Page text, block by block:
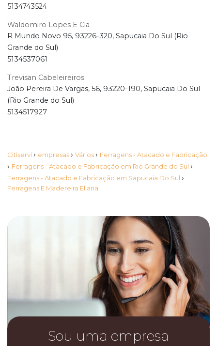
5134743524
Waldomiro Lopes E Cia
R Mundo Novo 95, 93226-320, Sapucaia Do Sul (Rio
Grande do Sul)
5134537061
Trevisan Cabeleireiros
João Pereira De Vargas, 56, 93220-190, Sapucaia Do Sul
(Rio Grande do Sul)
5134517927
Citiservi › empresas › Vários › Ferragens - Atacado e Fabricação
› Ferragens - Atacado e Fabricação em Rio Grande do Sul ›
Ferragens - Atacado e Fabricação em Sapucaia Do Sul ›
Ferragens E Madereira Eliana
Sou uma empresa